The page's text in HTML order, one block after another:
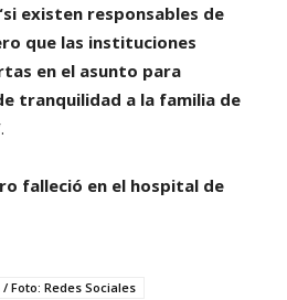
existen responsables de
que las instituciones
en el asunto para
tranquilidad a la familia de
.
falleció en el hospital de
Foto: Redes Sociales